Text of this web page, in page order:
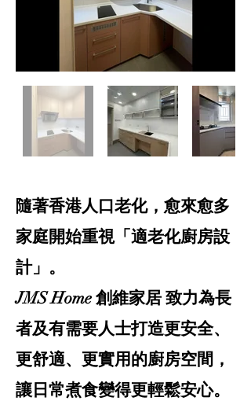
隨著香港人口老化，愈來愈多
家庭開始重視「適老化廚房設
計」。
JMS Home 創維家居 致力為長
者及有需要人士打造更安全、
更舒適、更實用的廚房空間，
讓日常煮食變得更輕鬆安心。